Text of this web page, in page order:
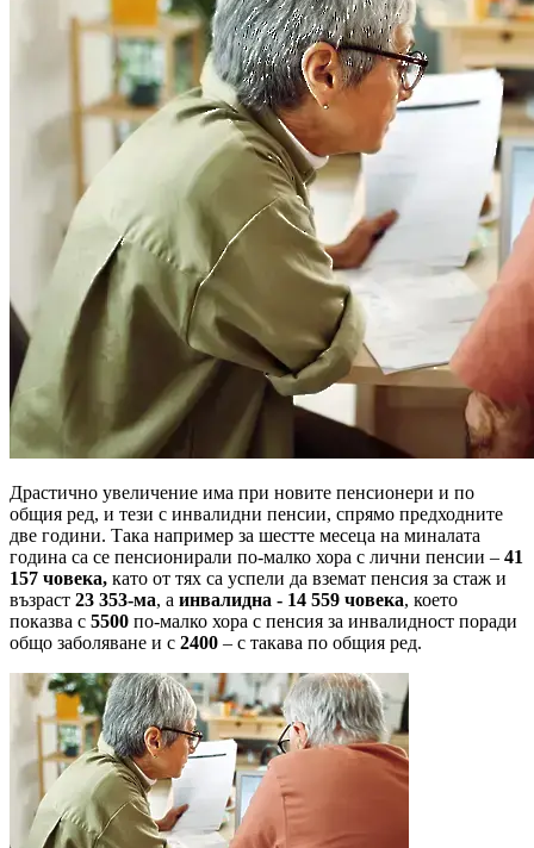
Драстично увеличение има при новите пенсионери и по
общия ред, и тези с инвалидни пенсии, спрямо предходните
две години. Така например за шестте месеца на миналата
година са се пенсионирали по-малко хора с лични пенсии – 41
157 човека, като от тях са успели да вземат пенсия за стаж и
възраст 23 353-ма, а инвалидна - 14 559 човека, което
показва с 5500 по-малко хора с пенсия за инвалидност поради
общо заболяване и с 2400 – с такава по общия ред.